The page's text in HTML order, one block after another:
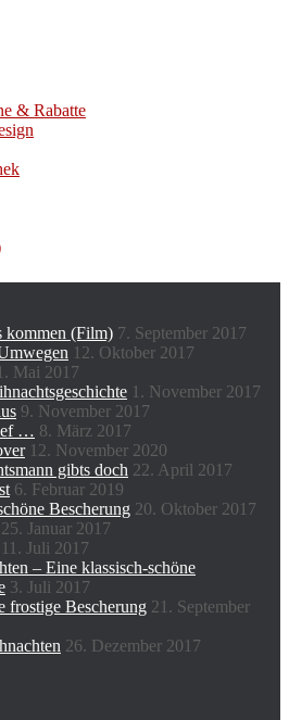
& Rabatte
kommen (Film) 7. September 2017
12. Oktober 2017
1. Mai 2017
1. November 2017
9. November 2017
… 8. März 2017
12. November 2020
gibts doch 22. April 2017
6. Februar 2019
Bescherung 20. Oktober 2017
25. Januar 2017
11. Juli 2017
– Eine klassisch-schöne
3. Juli 2017
frostige Bescherung 21. September
26. Dezember 2017